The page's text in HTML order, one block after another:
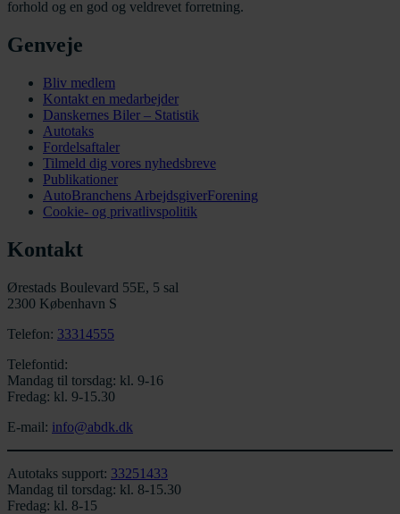
forhold og en god og veldrevet forretning.
Genveje
Bliv medlem
Kontakt en medarbejder
Danskernes Biler – Statistik
Autotaks
Fordelsaftaler
Tilmeld dig vores nyhedsbreve
Publikationer
AutoBranchens ArbejdsgiverForening
Cookie- og privatlivspolitik
Kontakt
Ørestads Boulevard 55E, 5 sal
2300 København S
Telefon: 33314555
Telefontid:
Mandag til torsdag: kl. 9-16
Fredag: kl. 9-15.30
E-mail: info@abdk.dk
Autotaks support: 33251433
Mandag til torsdag: kl. 8-15.30
Fredag: kl. 8-15